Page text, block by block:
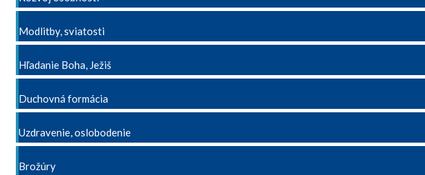
Modlitby, sviatosti
Hľadanie Boha, Ježiš
Duchovná formácia
Uzdravenie, oslobodenie
Brožúry